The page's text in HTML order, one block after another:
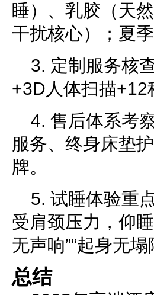
睡）、乳胶（天
干扰核心）；夏
3. 定制服务核
+3D人体扫描+12
4. 售后体系考
服务、终身床垫
牌。
5. 试睡体验重
受肩颈压力，仰
无声响”“起身无塌
总结